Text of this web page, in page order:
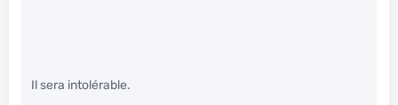
Il sera intolérable.